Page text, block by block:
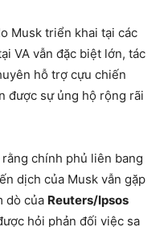
Musk triển khai tại các
VA vẫn đặc biệt lớn, tác
hỗ trợ cựu chiến
được sự ủng hộ rộng rãi
chính phủ liên bang
dịch của Musk vẫn gặp
dò của Reuters/Ipsos
hỏi phản đối việc sa